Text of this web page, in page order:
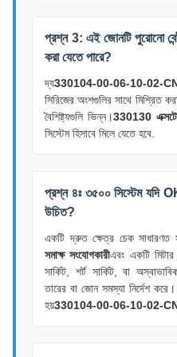
প্রশ্ন 3: এই জোনটি পুরোনো
করা যেতে পারে?
দ্য330104-00-06-10-02-
সিরিজের অংশগুলির সাথে মিশ্রিত
বৈশিষ্ট্যগুলি ভিন্ন।330130
সিস্টেম হিসাবে মিলে যেতে হবে.
প্রশ্ন ৪ঃ ৩৫০০ সিস্টেম যদি
উচিত?
একটি দ্রুত ক্ষেত্র চেক
সমাক্ষ সংযোগকারীএবং একটি
সার্কিট, শর্ট সার্কিট, বা
তারের বা জোন সমস্যা নির্দেশ
হয়330104-00-06-10-02-